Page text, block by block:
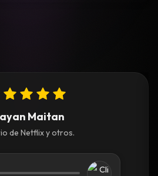
Maitan
de Netflix y otros.